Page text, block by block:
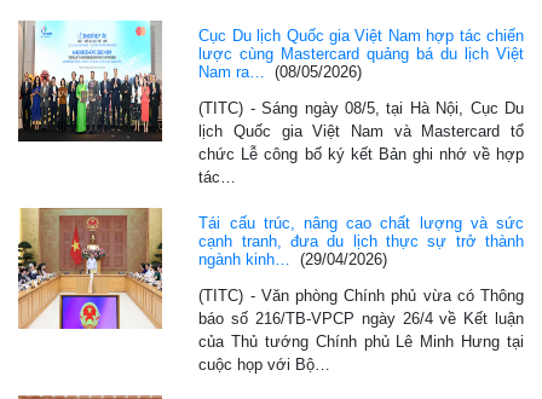
Cục Du lịch Quốc gia Việt Nam hợp tác chiến
lược cùng Mastercard quảng bá du lịch Việt
Nam ra…
(08/05/2026)
(TITC) - Sáng ngày 08/5, tại Hà Nội, Cục Du
lịch Quốc gia Việt Nam và Mastercard tổ
chức Lễ công bố ký kết Bản ghi nhớ về hợp
tác…
Tái cấu trúc, nâng cao chất lượng và sức
cạnh tranh, đưa du lịch thực sự trở thành
ngành kinh…
(29/04/2026)
(TITC) - Văn phòng Chính phủ vừa có Thông
báo số 216/TB-VPCP ngày 26/4 về Kết luận
của Thủ tướng Chính phủ Lê Minh Hưng tại
cuộc họp với Bộ…